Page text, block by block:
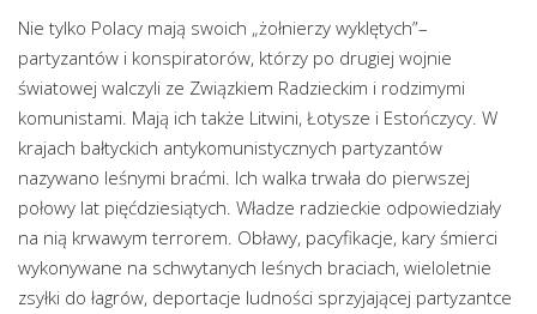
Nie tylko Polacy mają swoich „żołnierzy wyklętych”–
partyzantów i konspiratorów, którzy po drugiej wojnie
światowej walczyli ze Związkiem Radzieckim i rodzimymi
komunistami. Mają ich także Litwini, Łotysze i Estończycy. W
krajach bałtyckich antykomunistycznych partyzantów
nazywano leśnymi braćmi. Ich walka trwała do pierwszej
połowy lat pięćdziesiątych. Władze radzieckie odpowiedziały
na nią krwawym terrorem. Obławy, pacyfikacje, kary śmierci
wykonywane na schwytanych leśnych braciach, wieloletnie
zsyłki do łagrów, deportacje ludności sprzyjającej partyzantce